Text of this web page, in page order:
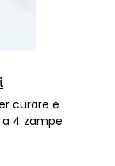
curare e
a 4 zampe